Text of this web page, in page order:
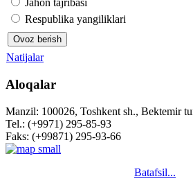
Respublika yangiliklari
Natijalar
Aloqalar
Manzil: 100026, Toshkent sh., Bektemir
Tel.: (+9971) 295-85-93
Faks: (+99871) 295-93-66
Batafsil...